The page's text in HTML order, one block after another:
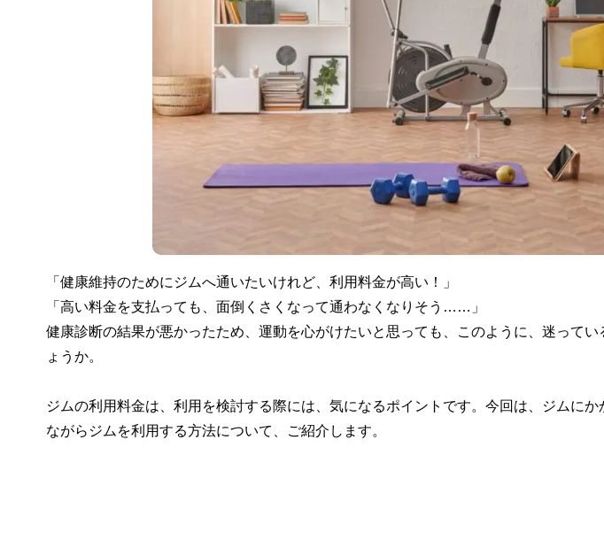
「健康維持のためにジムへ通いたいけれど、利用料金が高い！」
「高い料金を支払っても、面倒くさくなって通わなくなりそう……」
健康診断の結果が悪かったため、運動を心がけたいと思っても、このように、迷って
ょうか。
ジムの利用料金は、利用を検討する際には、気になるポイントです。今回は、ジムにか
ながらジムを利用する方法について、ご紹介します。